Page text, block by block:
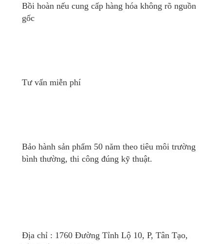
Bồi hoàn nếu cung cấp hàng hóa không rõ nguồn
gốc
Tư vấn miễn phí
Bảo hành sản phẩm 50 năm theo tiêu môi trường
bình thường, thi công đúng kỹ thuật.
Địa chỉ : 1760 Đường Tỉnh Lộ 10, P, Tân Tạo,